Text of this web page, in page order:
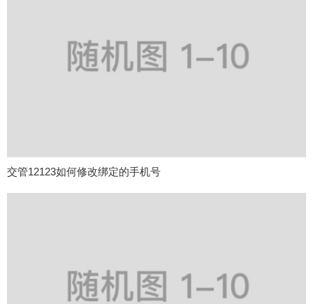
交管12123如何修改绑定的手机号